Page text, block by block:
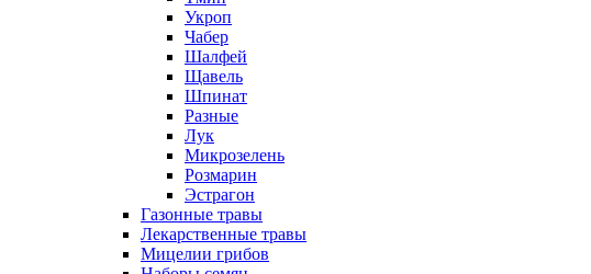
Укроп
Чабер
Шалфей
Щавель
Шпинат
Разные
Лук
Микрозелень
Розмарин
Эстрагон
Газонные травы
Лекарственные травы
Мицелии грибов